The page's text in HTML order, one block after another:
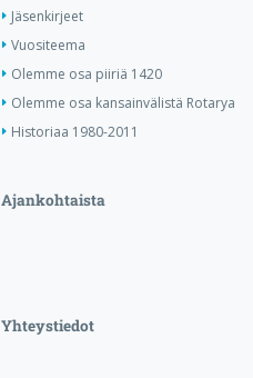
Jäsenkirjeet
Vuositeema
Olemme osa piiriä 1420
Olemme osa kansainvälistä Rotarya
Historiaa 1980-2011
Ajankohtaista
Yhteystiedot